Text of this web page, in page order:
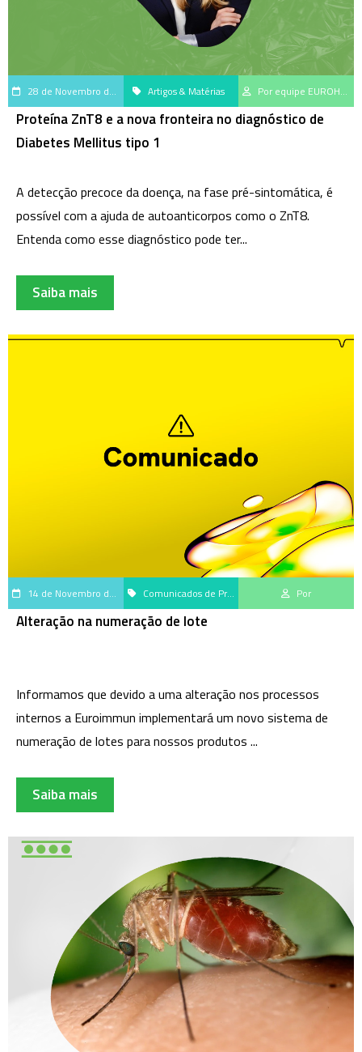
28 de Novembro de 2025 Artigos & Matérias Por equipe EUROHub, centro de geração e disseminação do saber científico da EUROIMMUN Brasil
Proteína ZnT8 e a nova fronteira no diagnóstico de
Diabetes Mellitus tipo 1
A detecção precoce da doença, na fase pré-sintomática, é
possível com a ajuda de autoanticorpos como o ZnT8.
Entenda como esse diagnóstico pode ter...
Saiba mais
14 de Novembro de 2025 Comunicados de Produtos Por
Alteração na numeração de lote
Informamos que devido a uma alteração nos processos
internos a Euroimmun implementará um novo sistema de
numeração de lotes para nossos produtos ...
Saiba mais